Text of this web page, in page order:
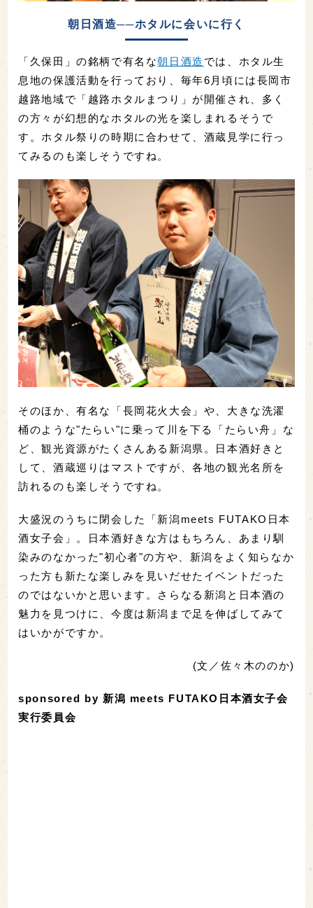
朝日酒造──ホタルに会いに行く
「久保田」の銘柄で有名な朝日酒造 では、ホタル生
息地の保護活動を行っており、毎年6月頃には長岡市
越路地域で「越路ホタルまつり」が開催され、多く
の方々が幻想的なホタルの光を楽しまれるそうで
す。ホタル祭りの時期に合わせて、酒蔵見学に行っ
てみるのも楽しそうですね。
そのほか、有名な「長岡花火大会」や、大きな洗濯
桶のような"たらい"に乗って川を下る「たらい舟」な
ど、観光資源がたくさんある新潟県。日本酒好きと
して、酒蔵巡りはマストですが、各地の観光名所を
訪れるのも楽しそうですね。
大盛況のうちに閉会した「新潟meets FUTAKO日本
酒女子会」。日本酒好きな方はもちろん、あまり馴
染みのなかった"初心者"の方や、新潟をよく知らなか
った方も新たな楽しみを見いだせたイベントだった
のではないかと思います。さらなる新潟と日本酒の
魅力を見つけに、今度は新潟まで足を伸ばしてみて
はいかがですか。
(文／佐々木ののか)
sponsored by 新潟 meets FUTAKO日本酒女子会
実行委員会